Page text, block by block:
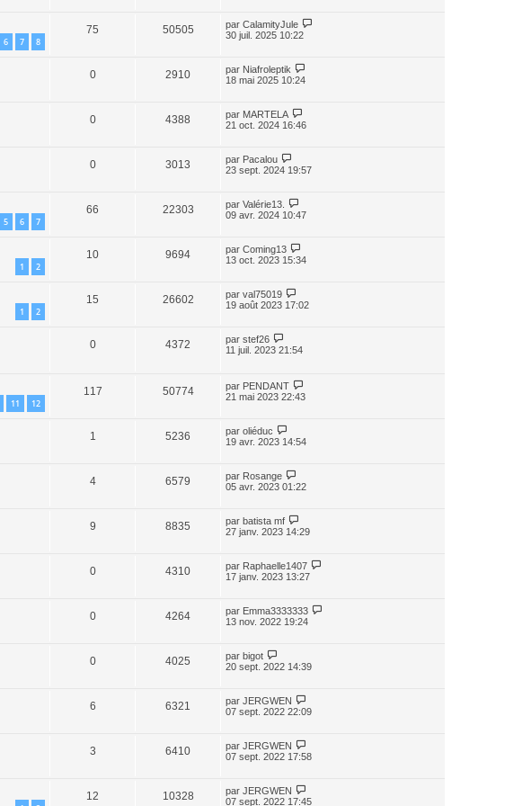
6 7 8
75 50505 par CalamityJule
30 juil. 2025 10:22
0 2910 par Niafroleptik
18 mai 2025 10:24
0 4388 par MARTELA
21 oct. 2024 16:46
0 3013 par Pacalou
23 sept. 2024 19:57
5 6 7
66 22303 par Valérie13.
09 avr. 2024 10:47
1 2
10 9694 par Coming13
13 oct. 2023 15:34
1 2
15 26602 par val75019
19 août 2023 17:02
0 4372 par stef26
11 juil. 2023 21:54
11 12
117 50774 par PENDANT
21 mai 2023 22:43
1 5236 par oliéduc
19 avr. 2023 14:54
4 6579 par Rosange
05 avr. 2023 01:22
9 8835 par batista mf
27 janv. 2023 14:29
0 4310 par Raphaelle1407
17 janv. 2023 13:27
0 4264 par Emma3333333
13 nov. 2022 19:24
0 4025 par bigot
20 sept. 2022 14:39
6 6321 par JERGWEN
07 sept. 2022 22:09
3 6410 par JERGWEN
07 sept. 2022 17:58
12 10328 par JERGWEN
07 sept. 2022 17:45